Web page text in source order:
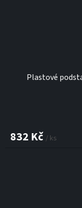
Plastové
832 Kč / ks